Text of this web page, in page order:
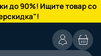
до 90%! Ищите товар со